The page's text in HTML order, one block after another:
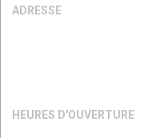
ADRESSE
HEURES D'OUVERTURE